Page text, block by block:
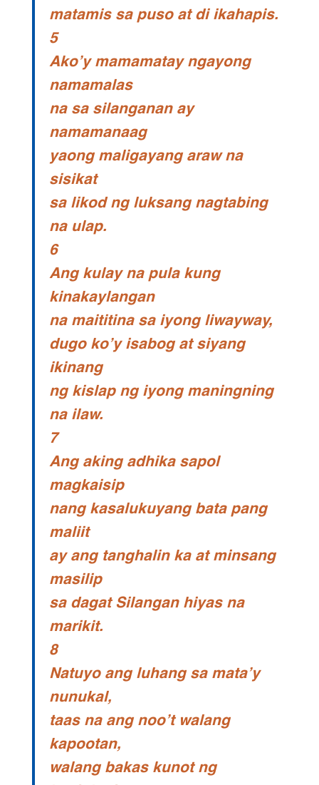
matamis sa puso at di ikahapis.
5
Ako’y mamamatay ngayong
namamalas
na sa silanganan ay
namamanaag
yaong maligayang araw na
sisikat
sa likod ng luksang nagtabing
na ulap.
6
Ang kulay na pula kung
kinakaylangan
na maititina sa iyong liwayway,
dugo ko’y isabog at siyang
ikinang
ng kislap ng iyong maningning
na ilaw.
7
Ang aking adhika sapol
magkaisip
nang kasalukuyang bata pang
maliit
ay ang tanghalin ka at minsang
masilip
sa dagat Silangan hiyas na
marikit.
8
Natuyo ang luhang sa mata’y
nunukal,
taas na ang noo’t walang
kapootan,
walang bakas kunot ng